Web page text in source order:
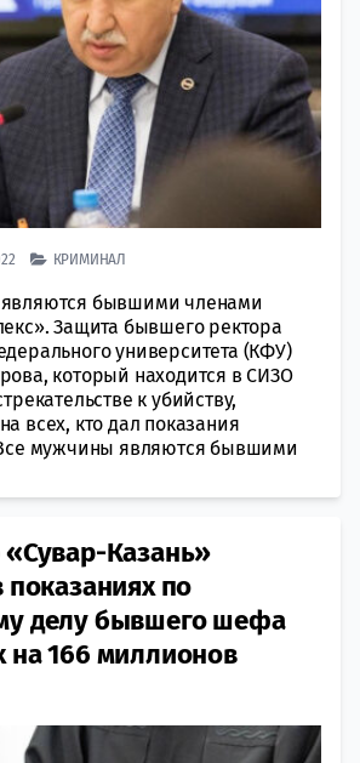
КРИМИНАЛ
бывшими членами
Защита бывшего ректора
университета (КФУ)
который находится в СИЗО
к убийству,
всех, кто дал показания
мужчины являются бывшими
«Сувар-Казань»
показаниях по
делу бывшего шефа
на 166 миллионов